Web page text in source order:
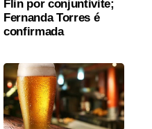
Flin por conjuntivite;
Fernanda Torres é
confirmada